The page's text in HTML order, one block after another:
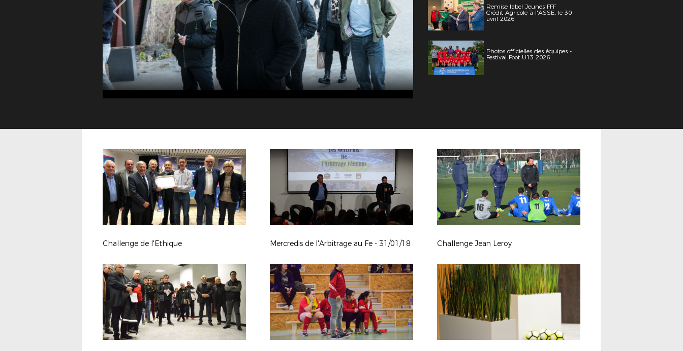
Remise label Jeunes FFF
Crédit Agricole à l'ASSE, le 30
avril 2026
Photos officielles des équipes -
Festival Foot U13 2026
Challenge de l'Ethique Mercredis de l'Arbitrage au Fe - 31/01/18 Challenge Jean Leroy